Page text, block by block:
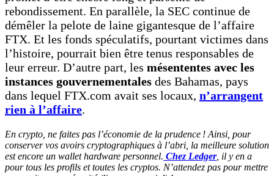
rebondissement. En parallèle, la SEC continue de
démêler la pelote de laine gigantesque de l’affaire
FTX. Et les fonds spéculatifs, pourtant victimes dans
l’histoire, pourrait bien être tenus responsables de
leur erreur. D’autre part, les mésententes avec les
instances gouvernementales des Bahamas, pays
dans lequel FTX.com avait ses locaux, n’arrangent
rien à l’affaire.
En crypto, ne faites pas l’économie de la prudence ! Ainsi, pour
conserver vos avoirs cryptographiques à l’abri, la meilleure solution
est encore un wallet hardware personnel. Chez Ledger, il y en a
pour tous les profils et toutes les cryptos. N’attendez pas pour mettre